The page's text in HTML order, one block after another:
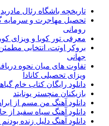
تاریخچه باشگاه رئال مادرید
تحصیل مهاجرت و سرمایه
رومانی
معرفی تور کوبا و ویزای
بروکر اوتت، انتخابی
جهانی
تفاوت های میان نحوه
ویزای تحصیلی کانادا
دانلود رایگان کتاب خام
بازیکنان منچستر یونایتد
دانلود آهنگ من مسم از
دانلود آهنگ سیاه سفید از
دانلود آهنگ دلیل زنده